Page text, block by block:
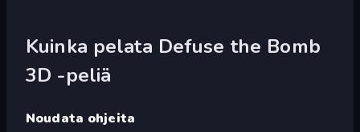
Kuinka pelata Defuse the Bomb
3D -peliä
Noudata ohjeita